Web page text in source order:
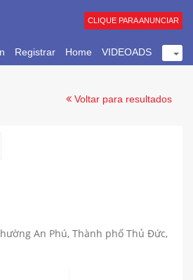
Registrar Home VIDEOADS
CLIQUE PARA ANUNCIAR
Voltar para resultados
An Phú, Thành phố Thủ Đức,